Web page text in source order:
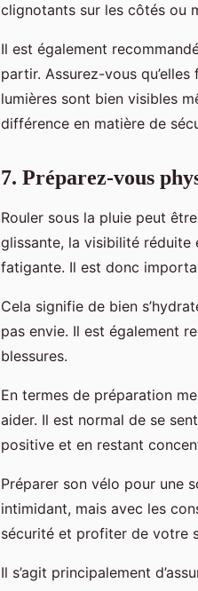
clignotants sur les côtés ou
Il est également
partir. Assurez-vous
lumières sont bien visibles
différence en matière de
7. Préparez-vous
Rouler sous la pluie peut
glissante, la visibilité réduite
fatigante. Il est donc
Cela signifie de bien
pas envie. Il est également
blessures.
En termes de préparation
aider. Il est normal de se
positive et en restant
Préparer son vélo pour une
intimidant, mais avec les
sécurité et profiter de votre
Il s’agit principalement